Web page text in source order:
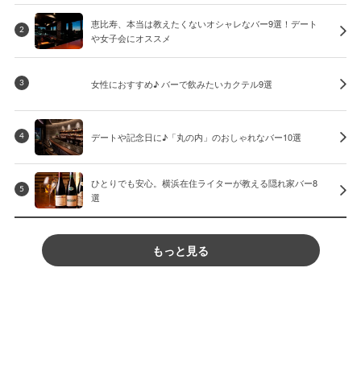
2
恵比寿、本当は教えたくないオシャレなバー9選！デート
や女子会にオススメ
3 女性におすすめ♪ バーで飲みたいカクテル9選
4 デートや記念日に♪「丸の内」のおしゃれなバー10選
5
ひとりでも安心。横浜在住ライターが教える隠れ家バー8
選
もっと見る